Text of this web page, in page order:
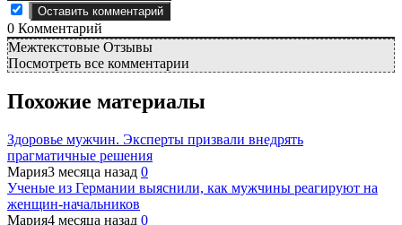
0 Комментарий
Межтекстовые Отзывы
Посмотреть все комментарии
Похожие материалы
Здоровье мужчин. Эксперты призвали внедрять
прагматичные решения
Мария3 месяца назад 0
Ученые из Германии выяснили, как мужчины реагируют на
женщин-начальников
Мария4 месяца назад 0